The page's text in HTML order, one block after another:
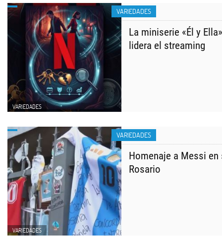
VARIEDADES
VARIEDADES
La miniserie «Él y
lidera el streaming
VARIEDADES
VARIEDADES
Homenaje a Messi
Rosario